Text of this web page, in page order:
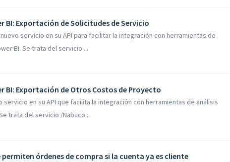
BI: Exportación de Solicitudes de Servicio
servicio en su API para facilitar la integración con herramientas de
BI. Se trata del servicio ...
BI: Exportación de Otros Costos de Proyecto
servicio en su API que facilita la integración con herramientas de análisis
trata del servicio /Nabuco...
órdenes de compra si la cuenta ya es cliente